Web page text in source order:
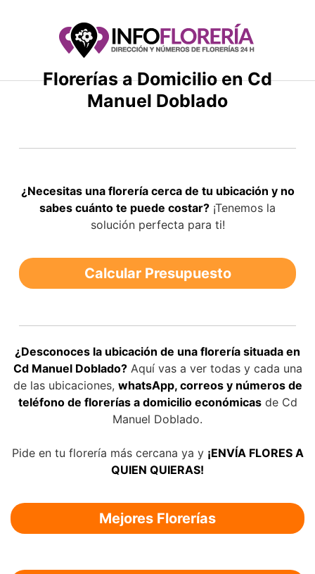
Florerías a Domicilio en Cd
Manuel Doblado
¿Necesitas una florería cerca de tu ubicación y no
sabes cuánto te puede costar? ¡Tenemos la
solución perfecta para ti!
Calcular Presupuesto
¿Desconoces la ubicación de una florería situada en
Cd Manuel Doblado?Aquí vas a ver todas y cada una
de las ubicaciones, whatsApp, correos y números de
teléfono de florerías a domicilio económicasde Cd
Manuel Doblado.
Pide en tu florería más cercana ya y ¡ENVÍA FLORES A
QUIEN QUIERAS!
Mejores Florerías